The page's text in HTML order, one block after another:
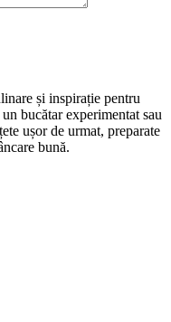
și inspirație pentru
bucătar experimentat sau
ușor de urmat, preparate
bună.